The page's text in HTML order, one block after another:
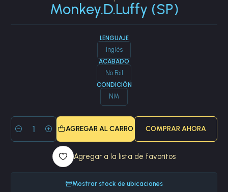
Monkey.D.Luffy (SP)
LENGUAJE
Inglés
ACABADO
No Foil
CONDICIÓN
NM
Cantidad
AGREGAR AL CARRO COMPRAR AHORA
Agregar a la lista de favoritos
Mostrar stock de ubicaciones